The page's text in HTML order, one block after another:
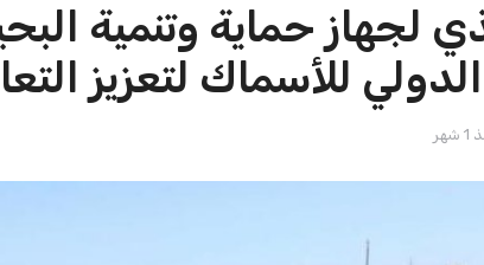
لجهاز حماية وتنمية
للأسماك لتعزيز